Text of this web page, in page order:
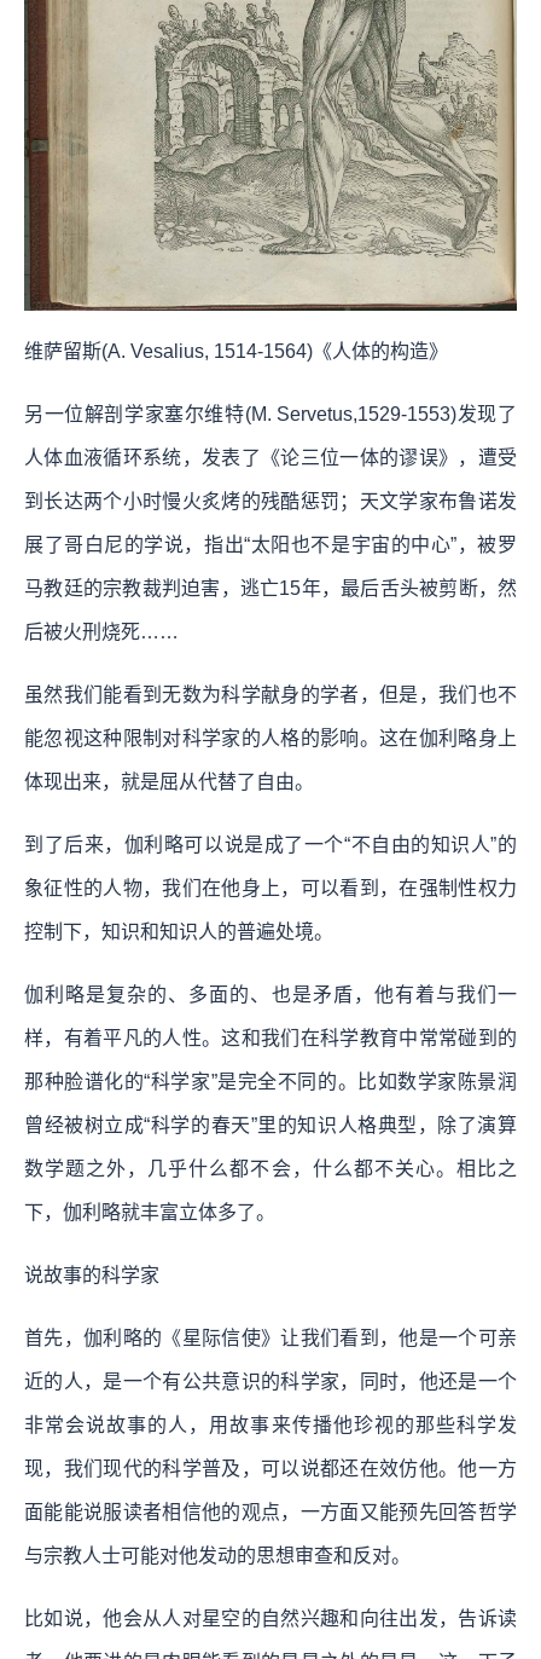
维萨留斯(A. Vesalius, 1514-1564)《人体的构造》
另一位解剖学家塞尔维特(M. Servetus,1529-1553)发现了
人体血液循环系统，发表了《论三位一体的谬误》，遭受
到长达两个小时慢火炙烤的残酷惩罚；天文学家布鲁诺发
展了哥白尼的学说，指出“太阳也不是宇宙的中心”，被罗
马教廷的宗教裁判迫害，逃亡15年，最后舌头被剪断，然
后被火刑烧死……
虽然我们能看到无数为科学献身的学者，但是，我们也不
能忽视这种限制对科学家的人格的影响。这在伽利略身上
体现出来，就是屈从代替了自由。
到了后来，伽利略可以说是成了一个“不自由的知识人”的
象征性的人物，我们在他身上，可以看到，在强制性权力
控制下，知识和知识人的普遍处境。
伽利略是复杂的、多面的、也是矛盾，他有着与我们一
样，有着平凡的人性。这和我们在科学教育中常常碰到的
那种脸谱化的“科学家”是完全不同的。比如数学家陈景润
曾经被树立成“科学的春天”里的知识人格典型，除了演算
数学题之外，几乎什么都不会，什么都不关心。相比之
下，伽利略就丰富立体多了。
说故事的科学家
首先，伽利略的《星际信使》让我们看到，他是一个可亲
近的人，是一个有公共意识的科学家，同时，他还是一个
非常会说故事的人，用故事来传播他珍视的那些科学发
现，我们现代的科学普及，可以说都还在效仿他。他一方
面能能说服读者相信他的观点，一方面又能预先回答哲学
与宗教人士可能对他发动的思想审查和反对。
比如说，他会从人对星空的自然兴趣和向往出发，告诉读